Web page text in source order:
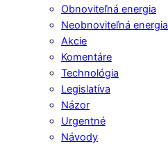
Obnoviteľná energia
Neobnoviteľná energia
Akcie
Komentáre
Technológia
Legislatíva
Názor
Urgentné
Návody